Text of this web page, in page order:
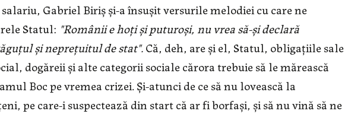
Gabriel Biriș și-a însușit versurile melodiei cu care ne
Statul: "Românii e hoți și puturoși, nu vrea să-și declară
și neprețuitul de stat".Că, deh, are și el, Statul, obligațiile sale
dogăreii și alte categorii sociale cărora trebuie să le mărească
Boc pe vremea crizei. Și-atunci de ce să nu lovească la
pe care-i suspectează din start că ar fi borfași, și să nu vină să ne